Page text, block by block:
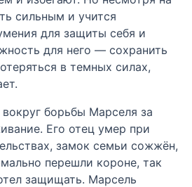
сильным и учится
для защиты себя и
для него — сохранить
в темных силах,
борьбы Марселя за
Его отец умер при
замок семьи сожжён,
перешли короне, так
защищать. Марсель